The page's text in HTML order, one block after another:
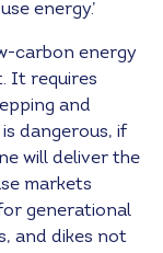
energy.’
carbon energy
It requires
and
dangerous, if
will deliver the
markets
generational
and dikes not